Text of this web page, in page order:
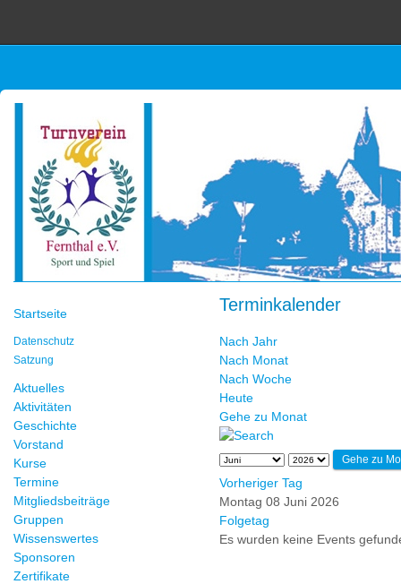
Startseite
Datenschutz
Satzung
Aktuelles
Aktivitäten
Geschichte
Vorstand
Kurse
Termine
Mitgliedsbeiträge
Gruppen
Wissenswertes
Sponsoren
Zertifikate
Terminkalender
Nach Jahr
Nach Monat
Nach Woche
Heute
Gehe zu Monat
Gehe zu
Vorheriger Tag
Montag 08 Juni 2026
Folgetag
Es wurden keine Events